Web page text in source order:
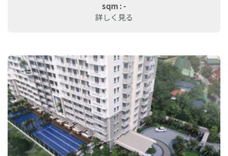
sqm : -
詳しく見る